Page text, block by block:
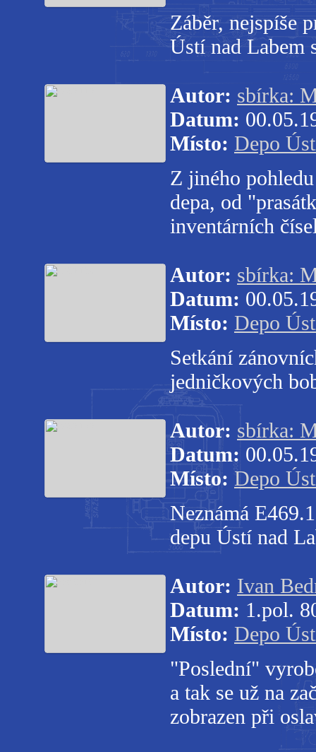
Záběr, nejspíše
Ústí nad Labem
Autor: sbírka:
Datum:
Místo: Depo
Z jiného
depa, od
inventárních
Autor: sbírka:
Datum:
Místo: Depo
Setkání
jedničkových
Autor: sbírka:
Datum:
Místo: Depo
Neznámá
depu Ústí nad
Autor: Ivan
Datum: 1.pol.
Místo: Depo
"Poslední"
a tak se už na
zobrazen při